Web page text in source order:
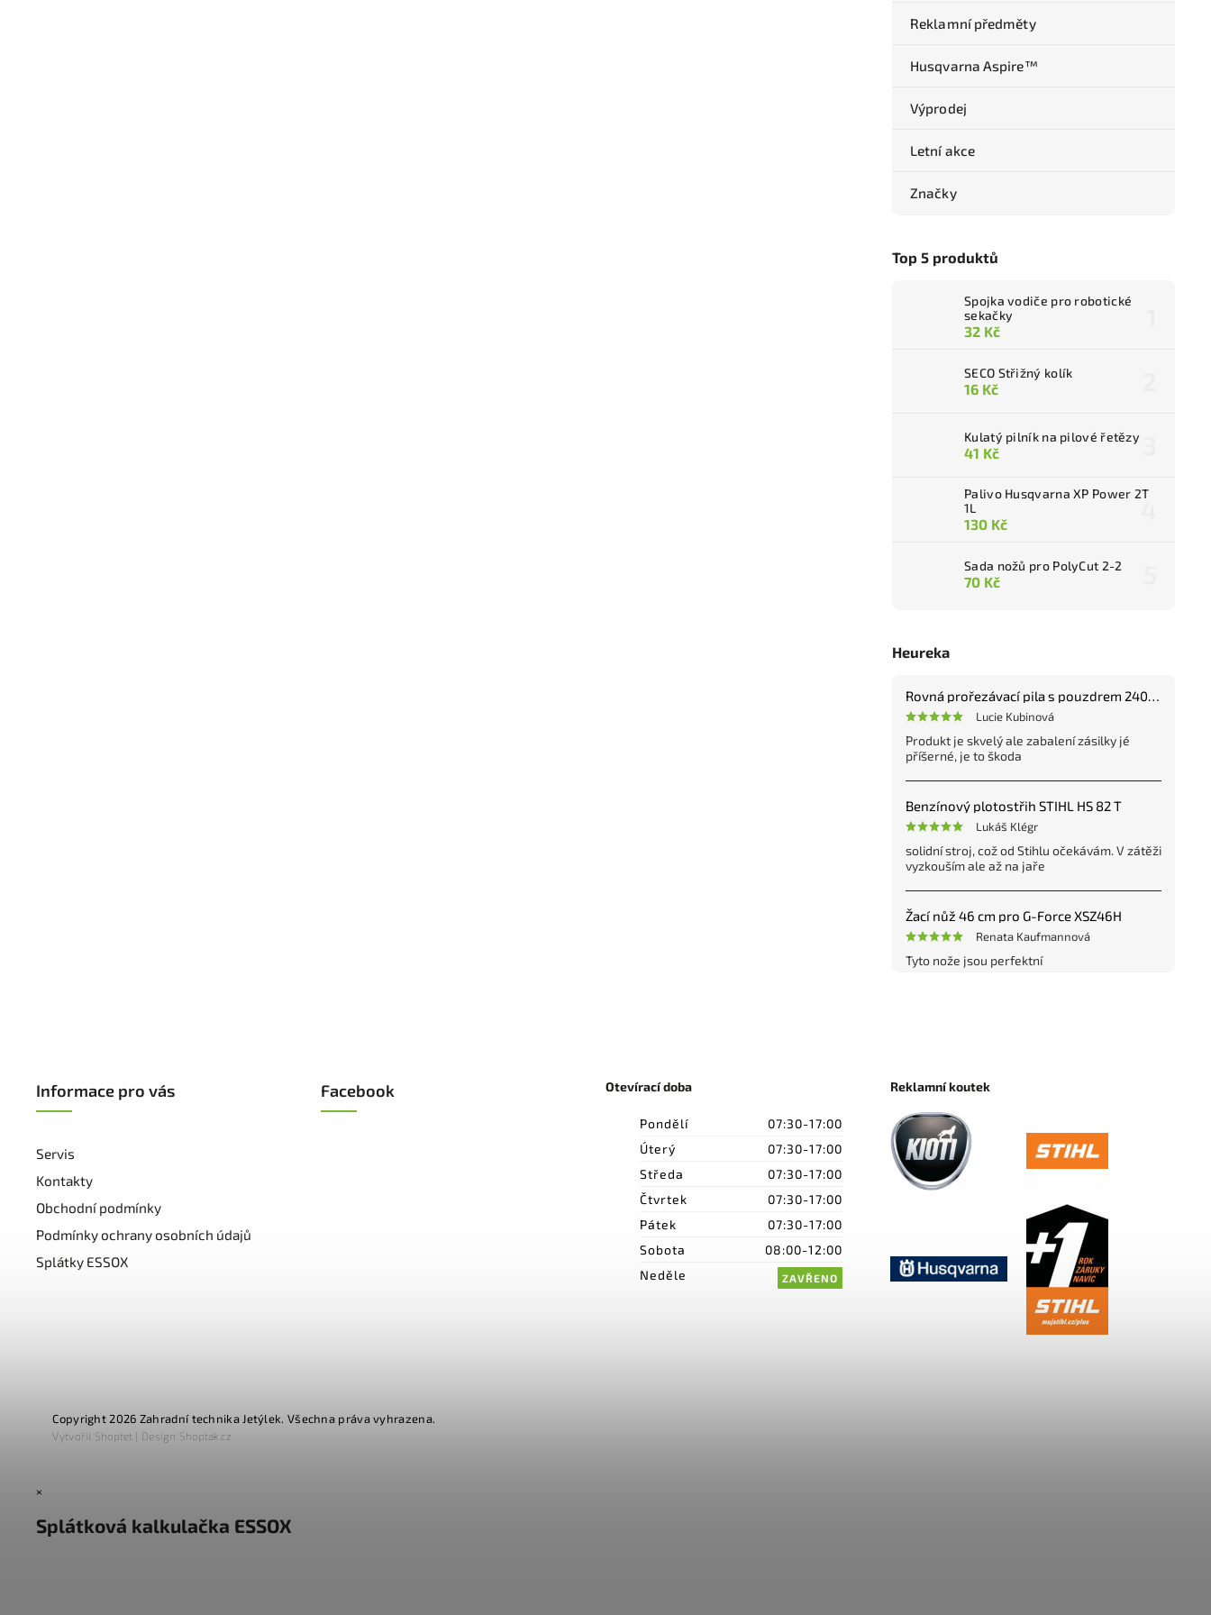
Reklamní předměty
Husqvarna Aspire™
Výprodej
Letní akce
Značky
Top 5 produktů
Spojka vodiče pro robotické
sekačky
32 Kč
SECO Střižný kolík
16 Kč
Kulatý pilník na pilové řetězy
41 Kč
Palivo Husqvarna XP Power 2T
1L
130 Kč
Sada nožů pro PolyCut 2-2
70 Kč
Heureka
Rovná prořezávací pila s pouzdrem 240 mm
Lucie Kubinová
Produkt je skvelý ale zabalení zásilky jé
příšerné, je to škoda
Benzínový plotostřih STIHL HS 82 T
Lukáš Klégr
solidní stroj, což od Stihlu očekávám. V zátěži
vyzkouším ale až na jaře
Žací nůž 46 cm pro G-Force XSZ46H
Renata Kaufmannová
Tyto nože jsou perfektní
Informace pro vás
Servis
Kontakty
Obchodní podmínky
Podmínky ochrany osobních údajů
Splátky ESSOX
Facebook Otevírací doba
Pondělí
07:30-17:00
Úterý
07:30-17:00
Středa
07:30-17:00
Čtvrtek
07:30-17:00
Pátek
07:30-17:00
Sobota
08:00-12:00
Neděle
ZAVŘENO
Reklamní koutek
Copyright 2026 Zahradní technika Jetýlek. Všechna práva vyhrazena.
VytvořilShoptet | DesignShoptak.cz
×
Splátková kalkulačka ESSOX